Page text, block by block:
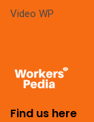
Video WP
Find us here